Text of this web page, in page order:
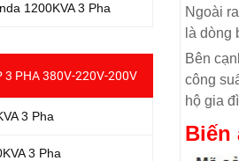
1200KVA 3 Pha
3 PHA 380V-220V-200V
3 Pha
3 Pha
Ngoài
là dòng
Bên
công
hộ gia
Biến